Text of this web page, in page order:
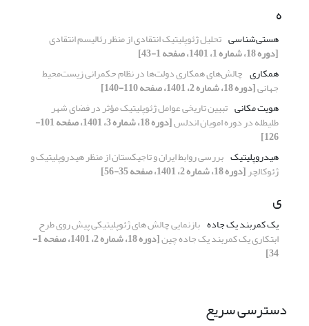
ه
هستی‌شناسی تحلیل ژئوپلیتیک انتقادی از منظر رئالیسم انتقادی
[دوره 18، شماره 1، 1401، صفحه 1-43]
همکاری چالش‌های همکاری‌ دولت‌ها در نظام حکمرانی زیست‌محیط
جهانی[دوره 18، شماره 2، 1401، صفحه 110-140]
هویت مکانی تبیین تاریخی عوامل ژئوپلیتیک مؤثر در فضای شهر
طلیطله در دوره امویان اندلس [دوره 18، شماره 3، 1401، صفحه 101-
126]
هیدروپلیتیک بررسی روابط ایران و تاجیکستان از منظر هیدروپلیتیک و
ژئوکالچر[دوره 18، شماره 2، 1401، صفحه 35-56]
ی
یک کمربند یک جاده بازنمایی چالش های ژئوپلیتیکی پیش روی طرح
ابتکاری یک کمربند یک جاده چین [دوره 18، شماره 2، 1401، صفحه 1-
34]
دسترسی سریع